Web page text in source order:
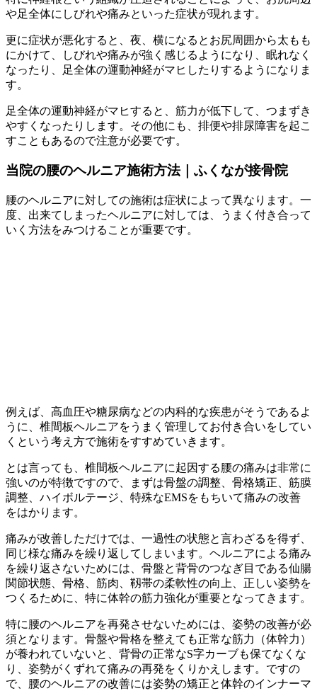
や足全体にしびれや痛みといった症状が現れます。
更に症状が悪化すると、夜、横になるとお尻周囲から太もも
にかけて、しびれや痛みが強く感じるようになり、眠れなく
なったり、足全体の運動神経がマヒしたりするようになりま
す。
足全体の運動神経がマヒすると、筋力が低下して、つまずき
やすくなったりします。その他にも、排便や排尿障害を起こ
すこともあるので注意が必要です。
当院の腰のヘルニア施術方法｜ふくなが接骨院
腰のヘルニアに対しての施術は症状によって異なります。一
度、出来てしまったヘルニアに対しては、うまく付き合って
いく方法をみつけることが重要です。
例えば、高血圧や糖尿病などの内科的な疾患がそうであるよ
うに、椎間板ヘルニアをうまく管理してお付き合いをしてい
くという考え方で施術をすすめていきます。
とは言っても、椎間板ヘルニアに起因する腰の痛みは非常に
強いのが特徴ですので、まずは骨盤の調整、骨格矯正、筋膜
調整、ハイボルテージ、特殊なEMSをもちいて痛みの改善
をはかります。
痛みが改善しただけでは、一過性の状態と言わざるを得ず、
同じ様な痛みを繰り返してしまいます。ヘルニアによる痛み
を繰り返さないためには、骨盤と背骨のつなぎ目である仙腸
関節状態、骨格、筋肉、靱帯の柔軟性の向上、正しい姿勢を
つくるために、特に体幹の筋力強化が重要となってきます。
特に腰のヘルニアを再発させないためには、姿勢の改善が必
須となります。骨盤や骨格を整えても正常な筋力（体幹力）
が養われていないと、背骨の正常なS字カーブも保てなくな
り、姿勢がくずれて痛みの再発をくりかえします。ですの
で、腰のヘルニアの改善には姿勢の矯正と体幹のインナーマ